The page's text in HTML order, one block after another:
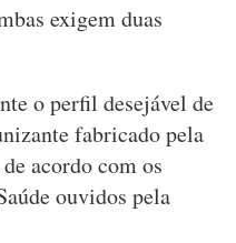
exigem duas
o perfil desejável de
fabricado pela
acordo com os
ouvidos pela